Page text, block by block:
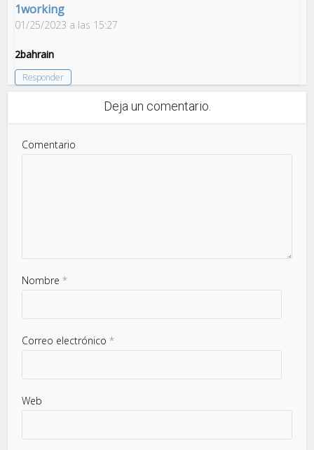
1working
01/25/2023 a las 15:27
2bahrain
Responder
Deja un comentario.
Comentario
Nombre*
Correo electrónico*
Web